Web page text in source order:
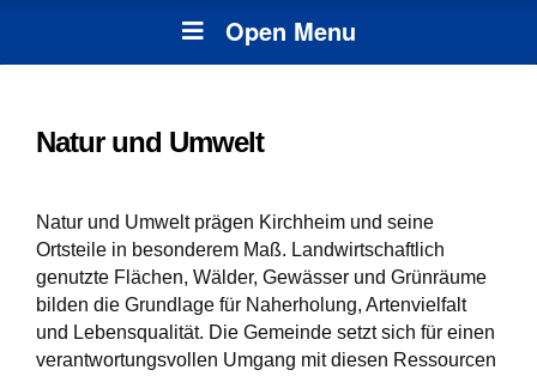
Open Menu
Natur und Umwelt
Natur und Umwelt prägen Kirchheim und seine
Ortsteile in besonderem Maß. Landwirtschaftlich
genutzte Flächen, Wälder, Gewässer und Grünräume
bilden die Grundlage für Naherholung, Artenvielfalt
und Lebensqualität. Die Gemeinde setzt sich für einen
verantwortungsvollen Umgang mit diesen Ressourcen